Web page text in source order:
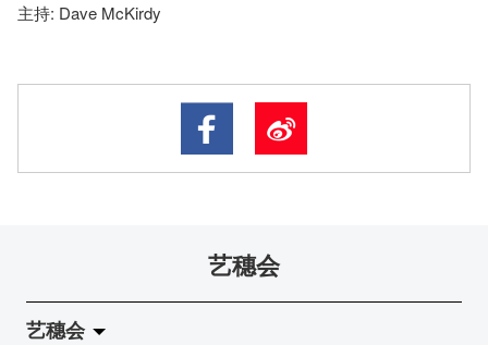
主持: Dave McKirdy
艺穗会
艺穗会